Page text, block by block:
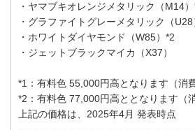
・ヤマブキオレンジメタリック（M14
・グラファイトグレーメタリック（U28
・ホワイトダイヤモンド（W85）*2
・ジェットブラックマイカ（X37）
*1：有料色 55,000円高となります（消
*2：有料色 77,000円高ととなります（
上記の価格は、2025年4月 発表時点